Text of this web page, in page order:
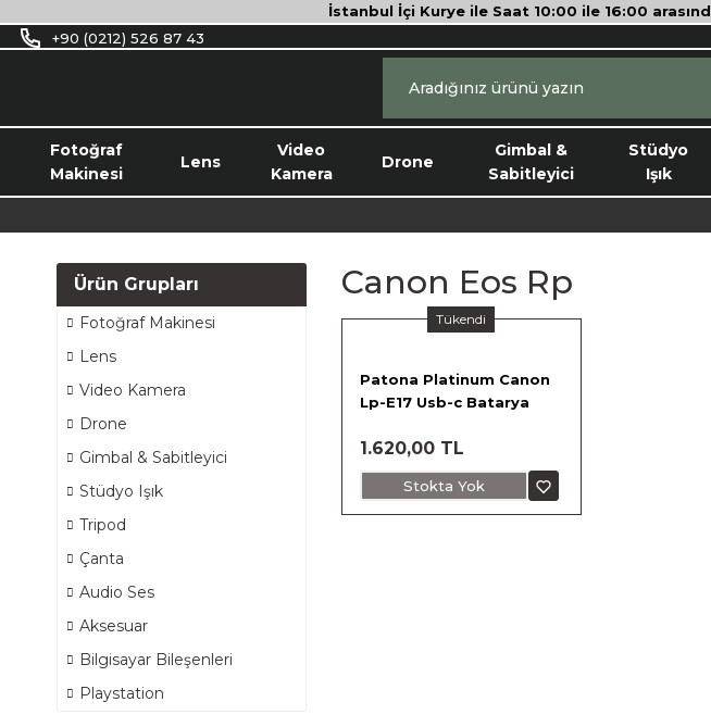
İstanbul İçi Kurye ile Saat 10:00 ile 16:00
+90 (0212) 526 87 43
Fotoğraf
Makinesi
Lens
Video
Kamera
Drone
Gimbal &
Sabitleyici
Stüdyo
Işık
Ürün Grupları
Fotoğraf Makinesi
Lens
Video Kamera
Drone
Gimbal & Sabitleyici
Stüdyo Işık
Tripod
Çanta
Audio Ses
Aksesuar
Bilgisayar Bileşenleri
Playstation
Canon Eos Rp
Tükendi
Patona Platinum Canon
Lp-E17 Usb-c Batarya
1.620,00 TL
Stokta Yok